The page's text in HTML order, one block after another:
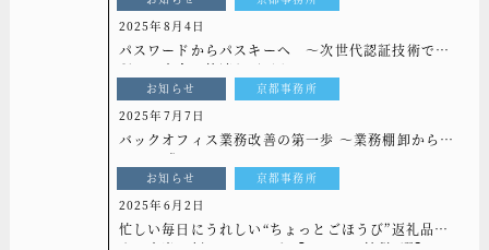
2025年8月4日
パスワードからパスキーへ ～次世代認証技術で実
現する安全で快適なデジタルライフ～
お知らせ 京都事務所
2025年7月7日
バックオフィス業務改善の第一歩 〜業務棚卸から始
めるDX化〜
お知らせ 京都事務所
2025年6月2日
忙しい毎日にうれしい“ちょっとごほうび”返礼品